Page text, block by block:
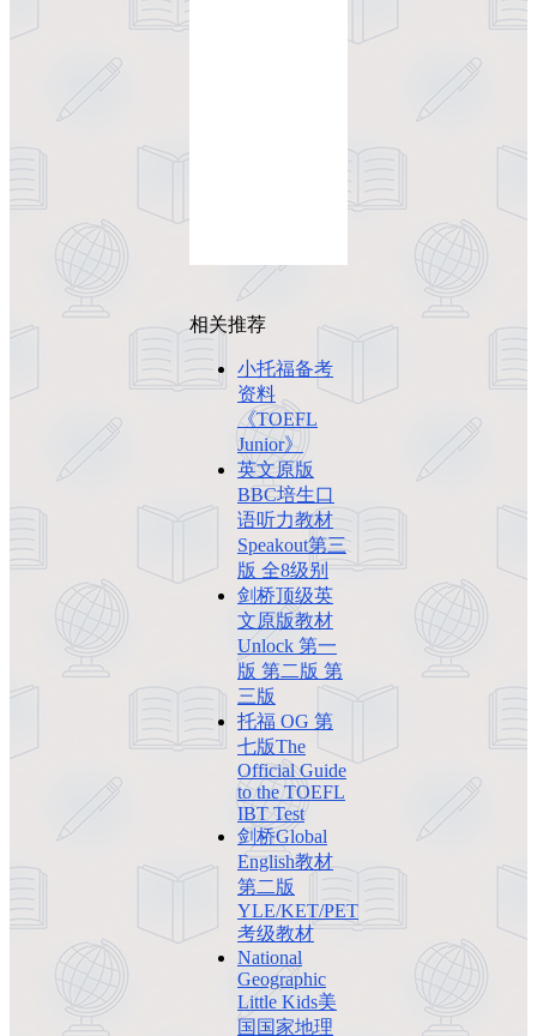
相关推荐
小托福备考
资料
《TOEFL
Junior》
英文原版
BBC培生口
语听力教材
Speakout第三
版 全8级别
剑桥顶级英
文原版教材
Unlock 第一
版 第二版 第
三版
托福 OG 第
七版The
Official Guide
to the TOEFL
IBT Test
剑桥Global
English教材
第二版
YLE/KET/PET
考级教材
National
Geographic
Little Kids美
国国家地理